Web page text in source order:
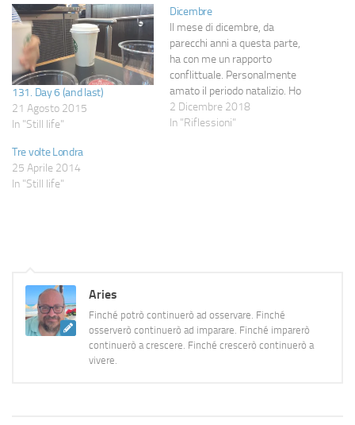
131. Day 6 (and last)
21 Agosto 2015
In "Still life"
Dicembre
Il mese di dicembre, da
parecchi anni a questa parte,
ha con me un rapporto
conflittuale. Personalmente
amato il periodo natalizio. Ho
adorato New York in versione
festiva (e come si può non
2 Dicembre 2018
In "Riflessioni"
Tre volte Londra
25 Aprile 2014
In "Still life"
Aries
Finché potrò continuerò ad osservare. Finché
osserverò continuerò ad imparare. Finché imparerò
continuerò a crescere. Finché crescerò continuerò a
vivere.